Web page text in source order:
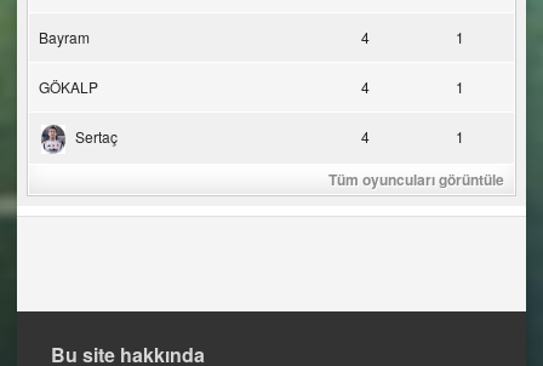
Bayram 4 1
GÖKALP 4 1
Sertaç 4 1
Tüm oyuncuları görüntüle
Bu site hakkında